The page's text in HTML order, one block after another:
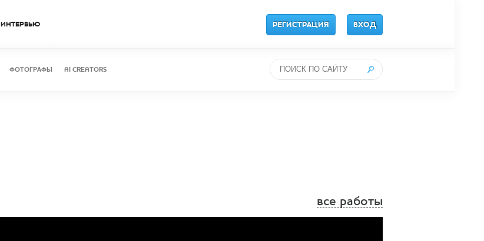
ИНТЕРВЬЮ РЕГИСТРАЦИЯ ВХОД
ФОТОГРАФЫ AI CREATORS
все работы